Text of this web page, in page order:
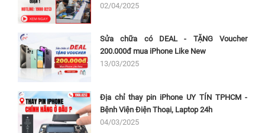
02/04/2025
Sửa chữa có DEAL - TẶNG Voucher
200.000đ mua iPhone Like New
13/03/2025
Địa chỉ thay pin iPhone UY TÍN TPHCM -
Bệnh Viện Điện Thoại, Laptop 24h
04/03/2025